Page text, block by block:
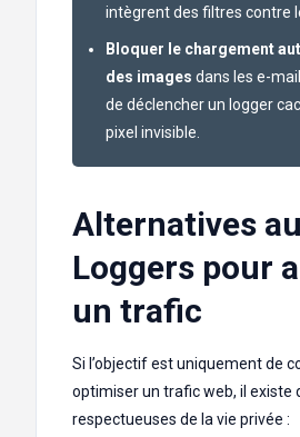
intègrent des filtres contre
Bloquer le chargement
des images dans les e-
de déclencher un logger
pixel invisible.
Alternatives
Loggers pour
un trafic
Si l’objectif est uniquement de
optimiser un trafic web, il existe
respectueuses de la vie privée :